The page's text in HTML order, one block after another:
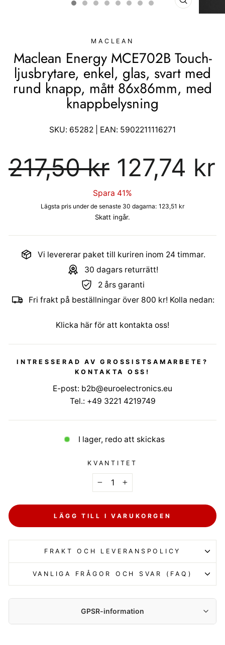
STÄNG
(ESC)
MACLEAN
Maclean Energy MCE702B Touch-
ljusbrytare, enkel, glas, svart med
rund knapp, mått 86x86mm, med
knappbelysning
SKU: 65282 | EAN: 5902211116271
pris
217,50 kr 127,74 kr
Spara 41%
Lägsta pris under de senaste 30 dagarna: 123,51 kr
Skatt ingår.
Vi levererar paket till kuriren inom 24 timmar.
30 dagars returrätt!
2 års garanti
Fri frakt på beställningar över 800 kr! Kolla nedan:
Klicka här för att kontakta oss!
INTRESSERAD AV GROSSISTSAMARBETE?
KONTAKTA OSS!
E-post: b2b@euroelectronics.eu
Tel.: +49 3221 4219749
I lager, redo att skickas
KVANTITET
+
LÄGG TILL I VARUKORGEN
FRAKT OCH LEVERANSPOLICY
VANLIGA FRÅGOR OCH SVAR (FAQ)
GPSR-information